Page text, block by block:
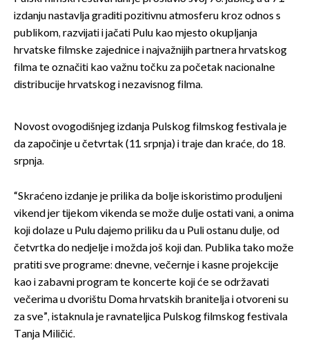
izdanju nastavlja graditi pozitivnu atmosferu kroz odnos s
publikom, razvijati i jačati Pulu kao mjesto okupljanja
hrvatske filmske zajednice i najvažnijih partnera hrvatskog
filma te označiti kao važnu točku za početak nacionalne
distribucije hrvatskog i nezavisnog filma.
Novost ovogodišnjeg izdanja Pulskog filmskog festivala je
da započinje u četvrtak (11. srpnja) i traje dan kraće, do 18.
srpnja.
“Skraćeno izdanje je prilika da bolje iskoristimo produljeni
vikend jer tijekom vikenda se može dulje ostati vani, a onima
koji dolaze u Pulu dajemo priliku da u Puli ostanu dulje, od
četvrtka do nedjelje i možda još koji dan. Publika tako može
pratiti sve programe: dnevne, večernje i kasne projekcije
kao i zabavni program te koncerte koji će se održavati
večerima u dvorištu Doma hrvatskih branitelja i otvoreni su
za sve”, istaknula je ravnateljica Pulskog filmskog festivala
Tanja Miličić.